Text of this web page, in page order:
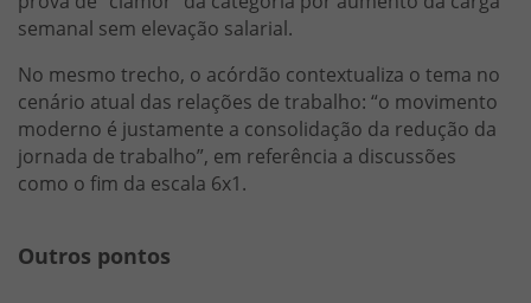
semanal sem elevação salarial.
No mesmo trecho, o acórdão contextualiza o tema no
cenário atual das relações de trabalho: “o movimento
moderno é justamente a consolidação da redução da
jornada de trabalho”, em referência a discussões
como o fim da escala 6x1.
Outros pontos